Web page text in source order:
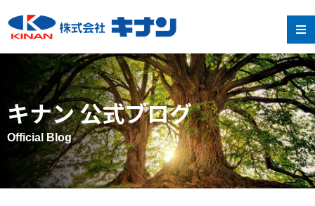
キナン 公式ブログ
Official Blog